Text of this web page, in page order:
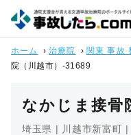
ホーム › 治療院 › 関東 事故
院（川越市）-31689
なかじま接骨
埼玉県 | 川越市新富町 |